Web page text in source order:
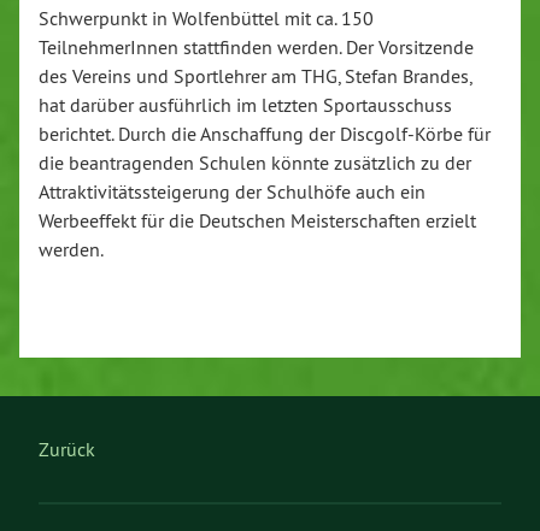
Schwerpunkt in Wolfenbüttel mit ca. 150
TeilnehmerInnen stattfinden werden. Der Vorsitzende
des Vereins und Sportlehrer am THG, Stefan Brandes,
hat darüber ausführlich im letzten Sportausschuss
berichtet. Durch die Anschaffung der Discgolf-Körbe für
die beantragenden Schulen könnte zusätzlich zu der
Attraktivitätssteigerung der Schulhöfe auch ein
Werbeeffekt für die Deutschen Meisterschaften erzielt
werden.
Zurück